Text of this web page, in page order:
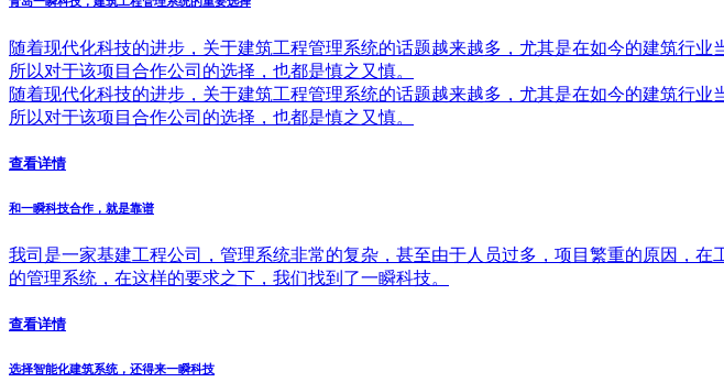
随着现代化科技的进步，关于建筑工程管理系统的话题越来越多，尤其是在如今的建筑行
所以对于该项目合作公司的选择，也都是慎之又慎。
随着现代化科技的进步，关于建筑工程管理系统的话题越来越多，尤其是在如今的建筑行
所以对于该项目合作公司的选择，也都是慎之又慎。
查看详情
和一瞬科技合作，就是靠谱
我司是一家基建工程公司，管理系统非常的复杂，甚至由于人员过多，项目繁重的原因，
的管理系统，在这样的要求之下，我们找到了一瞬科技。
查看详情
选择智能化建筑系统，还得来一瞬科技